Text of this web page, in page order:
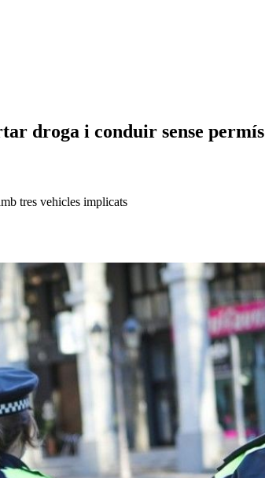
droga i conduir sense permís
tres vehicles implicats